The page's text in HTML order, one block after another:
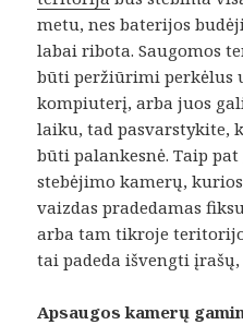
metu, nes baterijos
labai ribota. Saugomos
būti peržiūrimi perkėlus
kompiuterį, arba juos
laiku, tad pasvarstykite,
būti palankesnė. Taip
stebėjimo kamerų,
vaizdas pradedamas
arba tam tikroje
tai padeda išvengti
Apsaugos kamerų